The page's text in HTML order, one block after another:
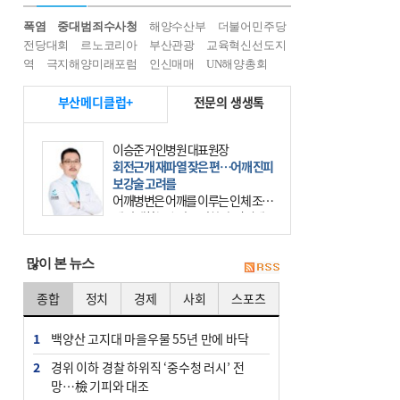
폭염 중대범죄수사청 해양수산부
더불어민주당
전당대회
르노코리아 부산관광
교육혁신선도지
역
극지해양미래포럼 인신매매 UN해양총회
부산메디클럽+ 전문의 생생톡
이승준 거인병원 대표원장
회전근개 재파열 잦은 편…어깨 진피
보강술 고려를
어깨병변은 어깨를 이루는 인체 조직
에 발생하는 손상을 말한다. 여기에
는 오십견과 회전근개 증후군, 어깨
많이 본 뉴스
종합 정치 경제 사회 스포츠
1
백양산 고지대 마을우물 55년 만에 바닥
2
경위 이하 경찰 하위직 ‘중수청 러시’ 전
망…檢 기피와 대조